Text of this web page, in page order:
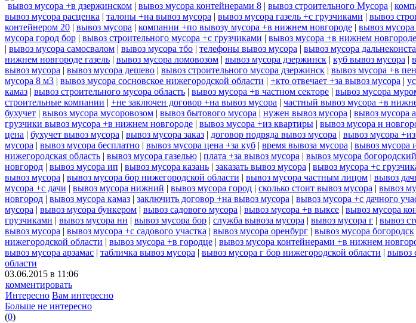
вывоз мусора +в дзержинском | вывоз мусора контейнерами 8 | вывоз строительного Мусора |
вывоз мусора расценка | талоны +на вывоз мусора | вывоз мусора газель +с грузчиками | вывоз
контейнером 20 | вывоз мусора | компании +по вывозу мусора +в нижнем новгороде | вывоз мусора
мусора город бор | вывоз строительного мусора +с грузчиками | вывоз мусора +в нижнем новгороде
| вывоз мусора самосвалом | вывоз мусора тбо | телефоны вывоз мусора | вывоз мусора
нижнем новгороде газель | вывоз мусора ломовозом | вывоз мусора дзержинск | куб вывоз мусора |
вывоз мусора | вывоз мусора дешево | вывоз строительного мусора дзержинск | вывоз мусора +в
мусора 8 м3 | вывоз мусора сосновское нижегородской области | +кто отвечает +за вывоз мусора |
камаз | вывоз строительного мусора область | вывоз мусора +в частном секторе | вывоз мусора
строительные компании | +не заключен договор +на вывоз мусора | частный вывоз мусора +в
бухучет | вывоз мусора мусоровозом | вывоз бытового мусора | нужен вывоз мусора | вывоз мусора
грузчики вывоз мусора +в нижнем новгороде | вывоз мусора +из квартиры | вывоз мусора н
цена | бухучет вывоз мусора | вывоз мусора заказ | договор подряда вывоз мусора | вывоз мусора +из
мусора | вывоз мусора бесплатно | вывоз мусора цена +за куб | время вывоза мусора | вывоз мусора
нижегородская область | вывоз мусора газелью | плата +за вывоз мусора | вывоз мусора
новгород | вывоз мусора ип | вывоз мусора казань | заказать вывоз мусора | вывоз мусора +с
вывоз мусора | вывоз мусора бор нижегородской области | вывоз мусора частным лицом | вывоз
мусора +с дачи | вывоз мусора нижний | вывоз мусора город | сколько стоит вывоз мусора | вывоз
новгород | вывоз мусора камаз | заключить договор +на вывоз мусора | вывоз мусора +с дачного
мусора | вывоз мусора бункером | вывоз садового мусора | вывоз мусора +в выксе | вывоз мусора
грузчиками | вывоз мусора нн | вывоз мусора бор | служба вывоза мусора | вывоз мусора г | вывоз
вывоз мусора | вывоз мусора +с садового участка | вывоз мусора оренбург | вывоз мусора богородск
нижегородской области | вывоз мусора +в городце | вывоз мусора контейнерами +в нижнем
вывоз мусора арзамас | табличка вывоз мусора | вывоз мусора г бор нижегородской области | вывоз
области
03.06.2015 в 11:06
комментировать
Интересно Вам интересно
Больше не интересно
(0)